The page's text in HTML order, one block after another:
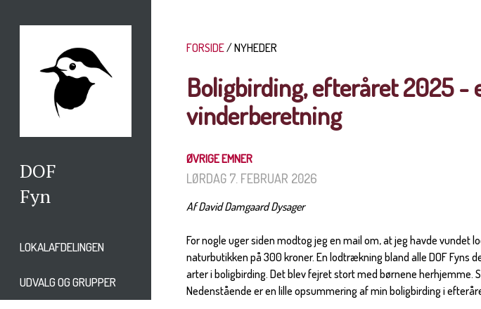
DOF
Fyn
LOKALAFDELINGEN
UDVALG OG GRUPPER
FORSIDE NYHEDER
Boligbirding, efteråret 2025 -
vinderberetning
ØVRIGE EMNER
LØRDAG 7. FEBRUAR 2026
AfDavidDamgaardDysager
For nogle uger siden modtog jeg en mail om, at jeg havde vundet
naturbutikken på 300 kroner. En lodtrækning bland alle DOF Fyns
arter i boligbirding. Det blev fejret stort med børnene herhjemme.
Nedenstående er en lille opsummering af min boligbirding i